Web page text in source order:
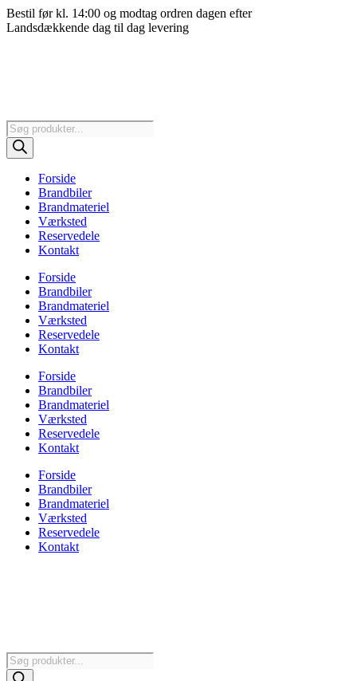
Videre
til
Bestil før kl. 14:00 og modtag ordren dagen efter
Landsdækkende dag til dag levering
Products
search
Forside
Brandbiler
Brandmateriel
Værksted
Reservedele
Kontakt
Forside
Brandbiler
Brandmateriel
Værksted
Reservedele
Kontakt
Forside
Brandbiler
Brandmateriel
Værksted
Reservedele
Kontakt
Forside
Brandbiler
Brandmateriel
Værksted
Reservedele
Kontakt
Products
search